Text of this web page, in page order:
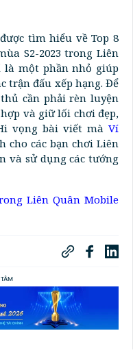
tìm hiểu về Top 8
S2-2023 trong Liên
là một phần nhỏ giúp
trận đấu xếp hạng. Để
cần phải rèn luyện
và giữ lối chơi đẹp,
vọng bài viết mà Ví
cho các bạn chơi Liên
và sử dụng các tướng
Liên Quân Mobile